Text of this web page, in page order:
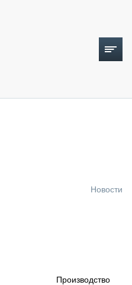
Новости
Производство